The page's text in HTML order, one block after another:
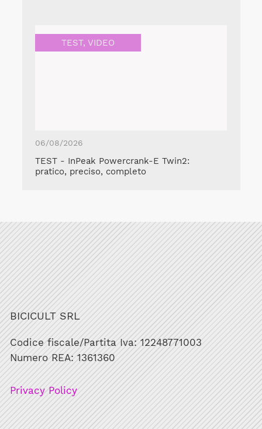
TEST, VIDEO
06/08/2026
TEST - InPeak Powercrank-E Twin2:
pratico, preciso, completo
BICICULT SRL
Codice fiscale/Partita Iva: 12248771003
Numero REA: 1361360
Privacy Policy